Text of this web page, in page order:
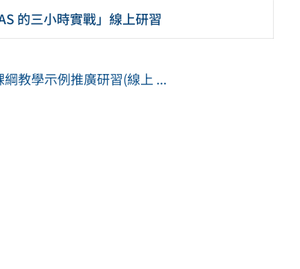
的三小時實戰」線上研習
教學示例推廣研習(線上 ...